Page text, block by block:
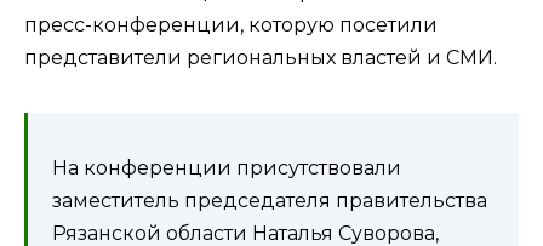
пресс-конференции, которую посетили
представители региональных властей и СМИ.
На конференции присутствовали
заместитель председателя правительства
Рязанской области Наталья Суворова,